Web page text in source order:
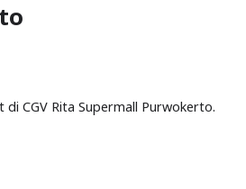
CGV Rita Supermall Purwokerto.